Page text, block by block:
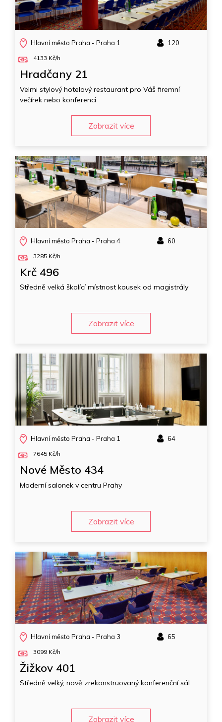
Hlavní město Praha - Praha 1 120
4133 Kč/h
Hradčany 21
Velmi stylový hotelový restaurant pro Váš firemní
večírek nebo konferenci
Zobrazit více
Hlavní město Praha - Praha 4 60
3285 Kč/h
Krč 496
Středně velká školící místnost kousek od magistrály
Zobrazit více
Hlavní město Praha - Praha 1 64
7645 Kč/h
Nové Město 434
Moderní salonek v centru Prahy
Zobrazit více
Hlavní město Praha - Praha 3 65
3099 Kč/h
Žižkov 401
Středně velký, nově zrekonstruovaný konferenční sál
Zobrazit více